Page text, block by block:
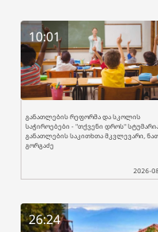
10:01
განათლების რეფორმა და სკოლის
საჭიროებები - "თქვენი დროს"
განათლების საკითხთა მკვლევარი,
გორგაძე
2026-
26:24